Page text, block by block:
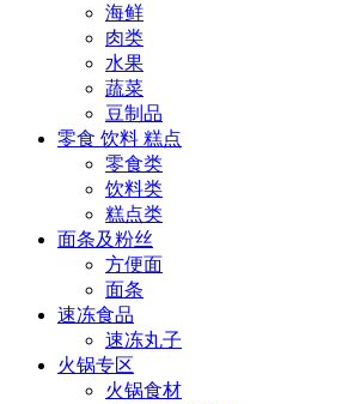
海鲜
肉类
水果
蔬菜
豆制品
零食 饮料 糕点
零食类
饮料类
糕点类
面条及粉丝
方便面
面条
速冻食品
速冻丸子
火锅专区
火锅食材